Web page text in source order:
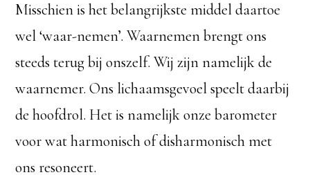
Misschien is het belangrijkste middel daartoe
wel ‘waar-nemen’. Waarnemen brengt ons
steeds terug bij onszelf. Wij zijn namelijk de
waarnemer. Ons lichaamsgevoel speelt daarbij
de hoofdrol. Het is namelijk onze barometer
voor wat harmonisch of disharmonisch met
ons resoneert.